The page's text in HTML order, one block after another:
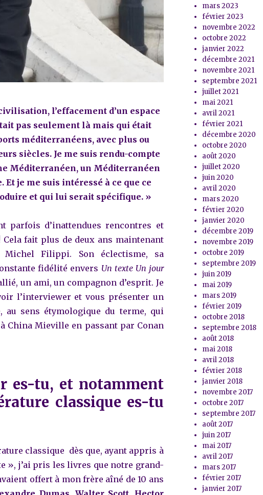
l’effacement d’un espace
pas seulement là mais qui était
méditerranéens, avec plus ou
siècles. Je me suis rendu-compte
Méditerranéen, un Méditerranéen
je me suis intéressé à ce que ce
et qui lui serait spécifique. »
parfois d’inattendues rencontres et
Cela fait plus de deux ans maintenant
Filippi. Son éclectisme, sa
fidélité envers Un texte Un jour
un ami, un compagnon d’esprit. Je
l’interviewer et vous présenter un
au sens étymologique du terme, qui
China Mieville en passant par Conan
es-tu, et notamment
classique es-tu
classique dès que, ayant appris à
», j’ai pris les livres que notre grand-
offert à mon frère aîné de 10 ans
mars 2023
février 2023
novembre 2022
octobre 2022
janvier 2022
décembre 2021
novembre 2021
septembre 2021
juillet 2021
mai 2021
avril 2021
février 2021
décembre 2020
octobre 2020
août 2020
juillet 2020
juin 2020
avril 2020
mars 2020
février 2020
janvier 2020
décembre 2019
novembre 2019
octobre 2019
septembre 2019
juin 2019
mai 2019
mars 2019
février 2019
octobre 2018
septembre 2018
août 2018
mai 2018
avril 2018
février 2018
janvier 2018
novembre 2017
octobre 2017
septembre 2017
août 2017
juin 2017
mai 2017
avril 2017
mars 2017
février 2017
janvier 2017